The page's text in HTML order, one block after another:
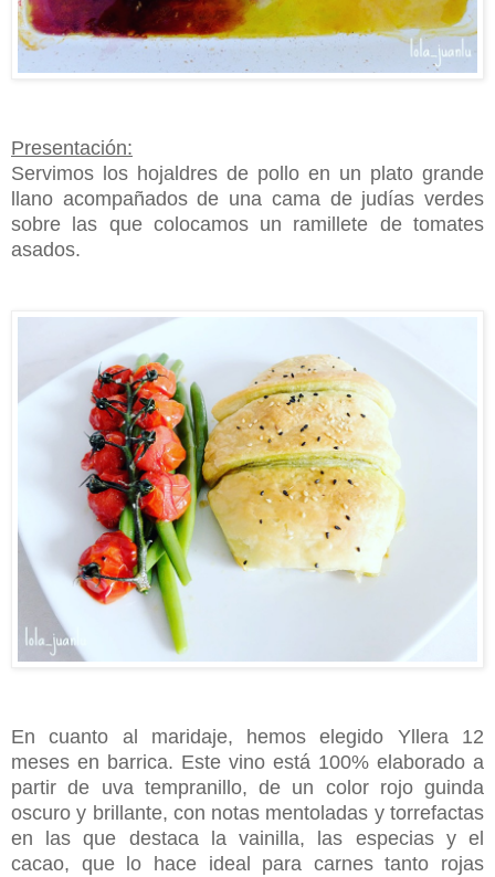
Presentación:
Servimos los hojaldres de pollo en un plato grande
llano acompañados de una cama de judías verdes
sobre las que colocamos un ramillete de tomates
asados.
En cuanto al maridaje, hemos elegido Yllera 12
meses en barrica. Este vino está 100% elaborado a
partir de uva tempranillo, de un color rojo guinda
oscuro y brillante, con notas mentoladas y torrefactas
en las que destaca la vainilla, las especias y el
cacao, que lo hace ideal para carnes tanto rojas